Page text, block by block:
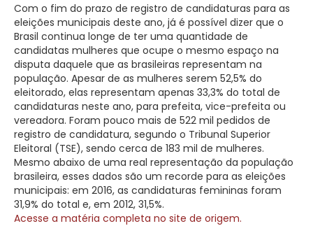
Com o fim do prazo de registro de candidaturas para as
eleições municipais deste ano, já é possível dizer que o
Brasil continua longe de ter uma quantidade de
candidatas mulheres que ocupe o mesmo espaço na
disputa daquele que as brasileiras representam na
população. Apesar de as mulheres serem 52,5% do
eleitorado, elas representam apenas 33,3% do total de
candidaturas neste ano, para prefeita, vice-prefeita ou
vereadora. Foram pouco mais de 522 mil pedidos de
registro de candidatura, segundo o Tribunal Superior
Eleitoral (TSE), sendo cerca de 183 mil de mulheres.
Mesmo abaixo de uma real representação da população
brasileira, esses dados são um recorde para as eleições
municipais: em 2016, as candidaturas femininas foram
31,9% do total e, em 2012, 31,5%.
Acesse a matéria completa no site de origem.